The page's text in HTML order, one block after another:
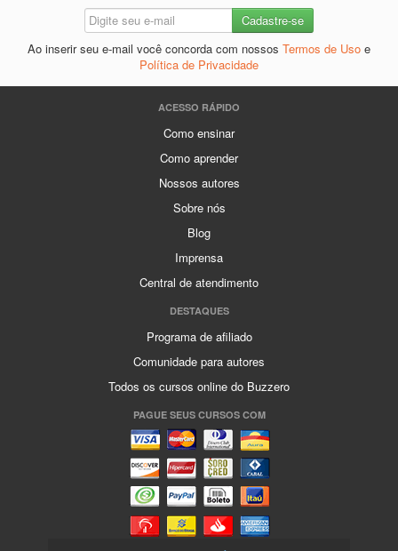
Ao inserir seu e-mail você concorda com nossos Termos de Uso e
Política de Privacidade
ACESSO RÁPIDO
Como ensinar
Como aprender
Nossos autores
Sobre nós
Blog
Imprensa
Central de atendimento
DESTAQUES
Programa de afiliado
Comunidade para autores
Todos os cursos online do Buzzero
PAGUE SEUS CURSOS COM